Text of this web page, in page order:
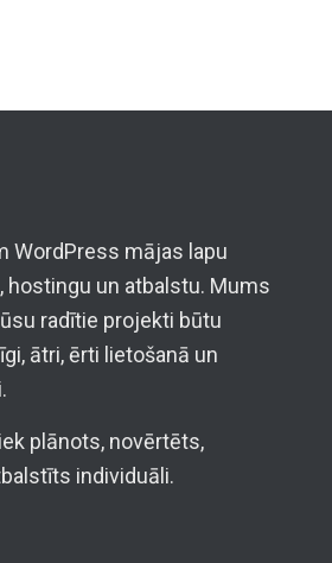
WordPress mājas lapu
hostingu un atbalstu. Mums
radītie projekti būtu
ātri, ērti lietošanā un
plānots, novērtēts,
individuāli.